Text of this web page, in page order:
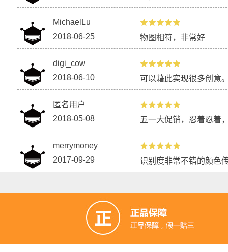
MichaelLu
2018-06-25
物图相符，非常好
digi_cow
2018-06-10
可以藉此实现很多创意
匿名用户
2018-05-08
五一大促销，忍着忍着
merrymoney
2017-09-29
识别度非常不错的颜色